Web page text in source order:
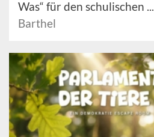
Was“ für den schulischen ...
Barthel